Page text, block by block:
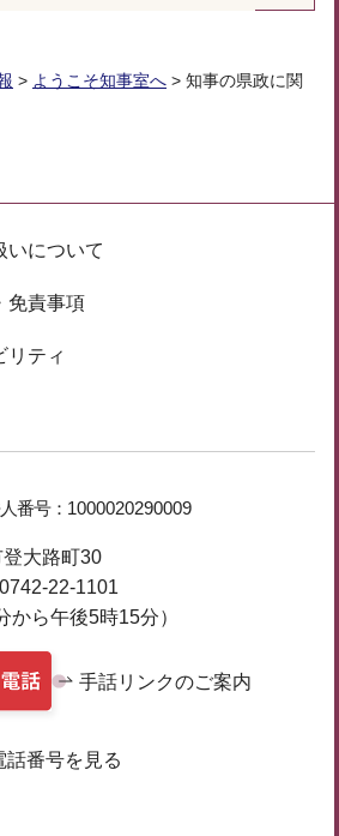
> ようこそ知事室へ > 知事の県政に関
いについて
免責事項
リティ
番号： 1000020290009
大路町30
0742-22-1101
から午後5時15分）
手話リンクのご案内
話番号を見る